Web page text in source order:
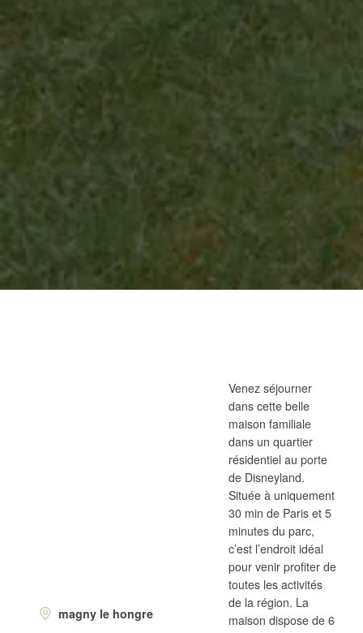
magny le hongre
Venez séjourner
dans cette belle
maison familiale
dans un quartier
résidentiel au porte
de Disneyland.
Située à uniquement
30 min de Paris et 5
minutes du parc,
c’est l’endroit idéal
pour venir profiter de
toutes les activités
de la région. La
maison dispose de 6